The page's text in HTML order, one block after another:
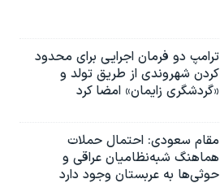
ترامپ دو فرمان اجرایی برای محدود
کردن شهروندی از طریق تولد و
«گردشگری زایمان» امضا کرد
مقام سعودی: احتمال حملات
هماهنگ شبه‌نظامیان عراقی و
حوثی‌ها به عربستان وجود دارد